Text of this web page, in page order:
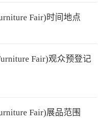
Fair)时间地点
Fair)观众预登记
Fair)展品范围